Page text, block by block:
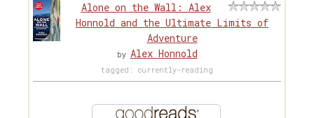
Alone on the Wall: Alex
Honnold and the Ultimate Limits of
Adventure
by Alex Honnold
tagged: currently-reading